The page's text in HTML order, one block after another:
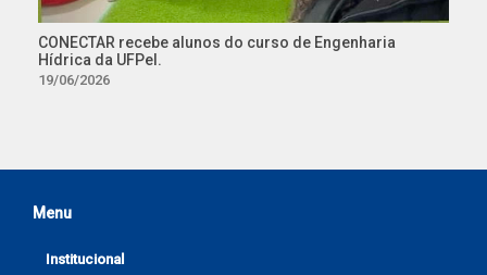
CONECTAR recebe alunos do curso de Engenharia
Hídrica da UFPel.
19/06/2026
Menu
Institucional